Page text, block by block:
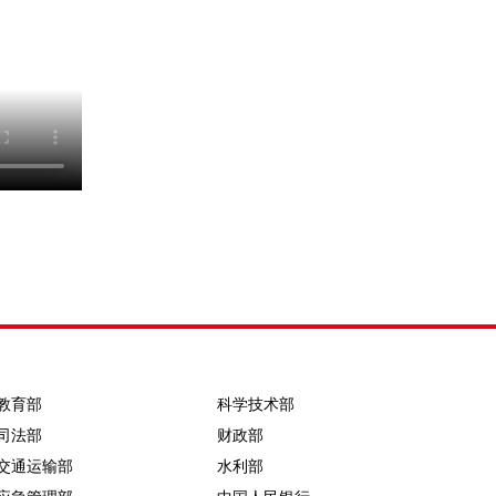
育部
科学技术部
法部
财政部
通运输部
水利部